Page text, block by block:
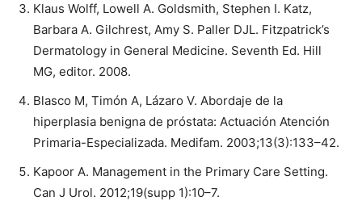
Klaus Wolff, Lowell A. Goldsmith, Stephen I. Katz,
Barbara A. Gilchrest, Amy S. Paller DJL. Fitzpatrick’s
Dermatology in General Medicine. Seventh Ed. Hill
MG, editor. 2008.
Blasco M, Timón A, Lázaro V. Abordaje de la
hiperplasia benigna de próstata: Actuación Atención
Primaria-Especializada. Medifam. 2003;13(3):133–42.
Kapoor A. Management in the Primary Care Setting.
Can J Urol. 2012;19(supp 1):10–7.